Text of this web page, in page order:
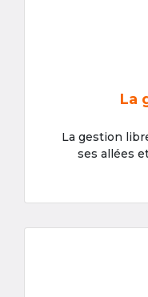
La
La gestion
ses allées